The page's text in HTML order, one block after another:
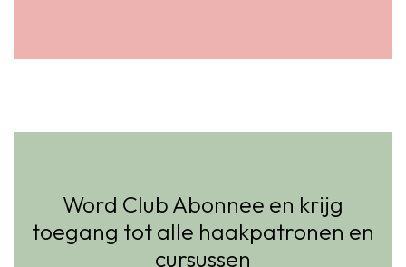
Word Club Abonnee en krijg
toegang tot alle haakpatronen en
cursussen